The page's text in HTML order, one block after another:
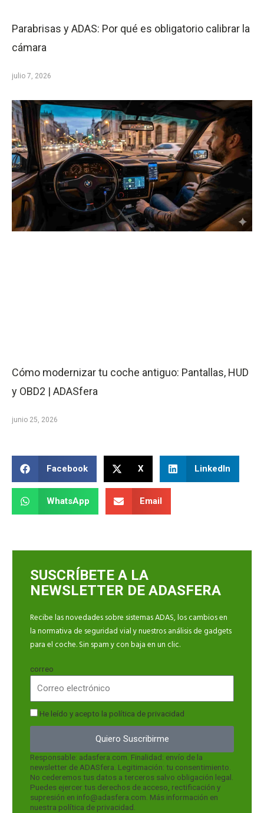
Parabrisas y ADAS: Por qué es obligatorio calibrar la
cámara
julio 7, 2026
Cómo modernizar tu coche antiguo: Pantallas, HUD
y OBD2 | ADASfera
junio 25, 2026
Facebook X LinkedIn
WhatsApp Email
SUSCRÍBETE A LA
NEWSLETTER DE ADASFERA
Recibe las novedades sobre sistemas ADAS, los cambios en
la normativa de seguridad vial y nuestros análisis de gadgets
para el coche. Sin spam y con baja en un clic.
correo
He leído y acepto la política de privacidad
Quiero Suscribirme
Responsable: adasfera.com. Finalidad: envío de la
newsletter de ADASfera. Legitimación: tu consentimiento.
No cederemos tus datos a terceros salvo obligación legal.
Puedes ejercer tus derechos de acceso, rectificación y
supresión en info@adasfera.com. Más información en
nuestra política de privacidad.